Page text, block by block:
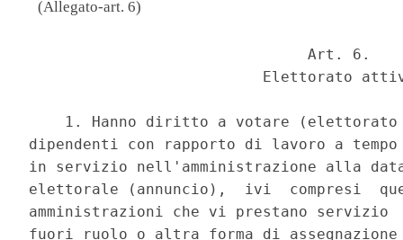
(Allegato-art. 6)
                               Art. 6.
Elettorato
1. Hanno diritto a votare
dipendenti con rapporto di lavoro a
in servizio nell'amministrazione alla
elettorale (annuncio),  ivi  compresi
amministrazioni che vi prestano servizio
fuori ruolo o altra forma di